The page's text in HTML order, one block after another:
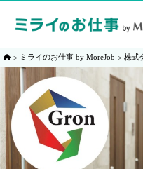
ミライのお仕事 by MoreJob 株式